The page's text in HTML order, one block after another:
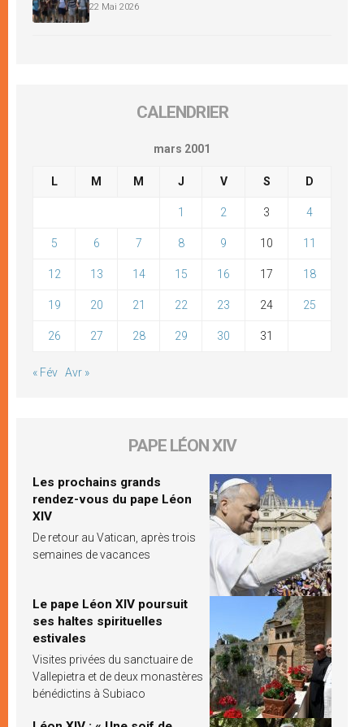
22 Mai 2026
CALENDRIER
mars 2001
L M M J V S D
1 2 3 4
5 6 7 8 9 10 11
12 13 14 15 16 17 18
19 20 21 22 23 24 25
26 27 28 29 30 31
« Fév Avr »
PAPE LÉON XIV
Les prochains grands
rendez-vous du pape Léon
XIV
De retour au Vatican, après trois
semaines de vacances
Le pape Léon XIV poursuit
ses haltes spirituelles
estivales
Visites privées du sanctuaire de
Vallepietra et de deux monastères
bénédictins à Subiaco